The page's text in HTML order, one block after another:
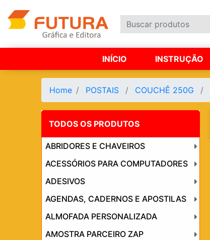
INÍCIO INSTRUÇÃO
Home POSTAIS COUCHÊ 250G
TODOS OS PRODUTOS
ABRIDORES E CHAVEIROS
ACESSÓRIOS PARA COMPUTADORES
ADESIVOS
AGENDAS, CADERNOS E APOSTILAS
ALMOFADA PERSONALIZADA
AMOSTRA PARCEIRO ZAP